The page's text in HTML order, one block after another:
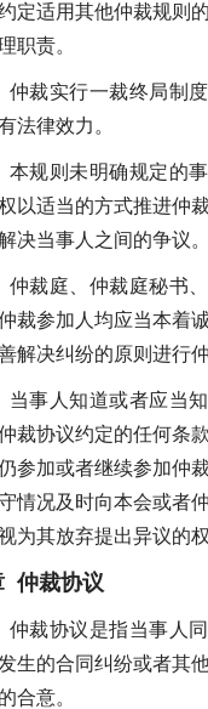
定适用其他仲裁规则
职责。
仲裁实行一裁终局制
法律效力。
本规则未明确规定的
以适当的方式推进仲
决当事人之间的争议。
仲裁庭、仲裁庭秘书
裁参加人均应当本着
解决纠纷的原则进行仲
当事人知道或者应当
裁协议约定的任何条
参加或者继续参加仲
情况及时向本会或者
为其放弃提出异议的权
仲裁协议
仲裁协议是指当事人
生的合同纠纷或者其
合意。